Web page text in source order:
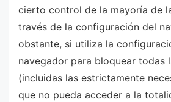
cierto control de la mayoría de
través de la configuración del
obstante, si utiliza la
navegador para bloquear todas
(incluidas las estrictamente
que no pueda acceder a la